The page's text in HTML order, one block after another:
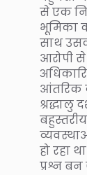
से एक
भूमिका
साथ
आरोपी
आंतरिक
श्रद्धालु
हो रहा
प्रश्न बन